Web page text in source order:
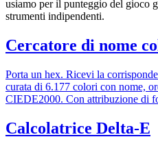
usiamo per il punteggio del gioco
strumenti indipendenti.
Cercatore di nome
Porta un hex. Ricevi la
curata di 6.177 colori con nome,
CIEDE2000. Con attribuzione di
Calcolatrice Delta-E